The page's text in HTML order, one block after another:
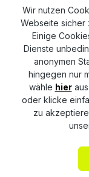
AVP AUTOLAND
Kontakt
Zahlungsarten
Folge uns auf
Wir nutzen
Webseite sicher
Einige
Dienste
anonymen
hingegen nur
wähle hier
oder klicke
zu